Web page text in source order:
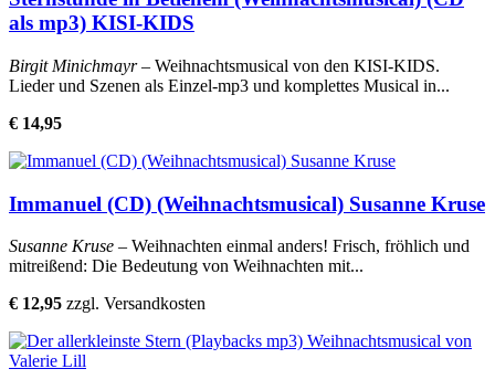
als mp3) KISI-KIDS
Birgit Minichmayr– Weihnachtsmusical von den KISI-KIDS.
Lieder und Szenen als Einzel-mp3 und komplettes Musical in...
€ 14,95
Immanuel (CD) (Weihnachtsmusical) Susanne Kruse
Susanne Kruse – Weihnachten einmal anders! Frisch, fröhlich und
mitreißend: Die Bedeutung von Weihnachten mit...
€ 12,95 zzgl. Versandkosten